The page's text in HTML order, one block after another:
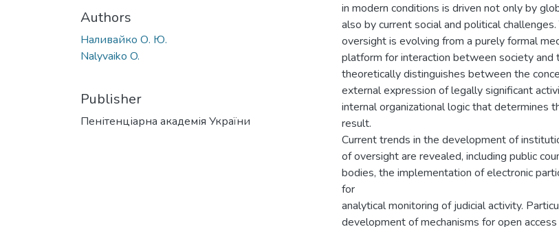
Authors
Наливайко О. Ю.
Nalyvaiko O.
Publisher
Пенітенціарна академія України
in modern conditions is driven not only by
also by current social and political
oversight is evolving from a purely formal
platform for interaction between society and
theoretically distinguishes between the
external expression of legally significant
internal organizational logic that determines
result.
Current trends in the development of
of oversight are revealed, including public
bodies, the implementation of electronic
for
analytical monitoring of judicial activity.
development of mechanisms for open